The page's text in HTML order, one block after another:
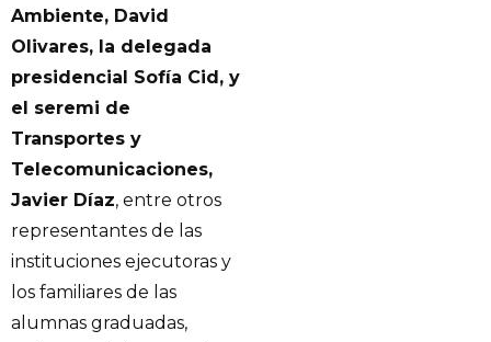
Ambiente, David
Olivares, la delegada
presidencial Sofía Cid, y
el seremi de
Transportes y
Telecomunicaciones,
Javier Díaz, entre otros
representantes de las
instituciones ejecutoras y
los familiares de las
alumnas graduadas,